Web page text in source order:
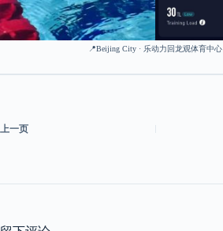
📍Beijing City · 乐动力回龙观体育中心
上一页